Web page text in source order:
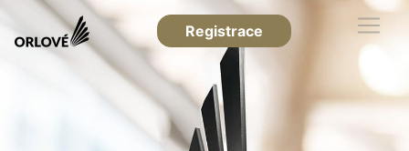
Registrace